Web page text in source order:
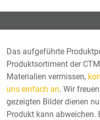
Kleben
Das aufgeführte
Produktsortiment der
Materialien vermissen,
uns einfach an. Wir
gezeigten Bilder dienen
Produkt kann abweichen.